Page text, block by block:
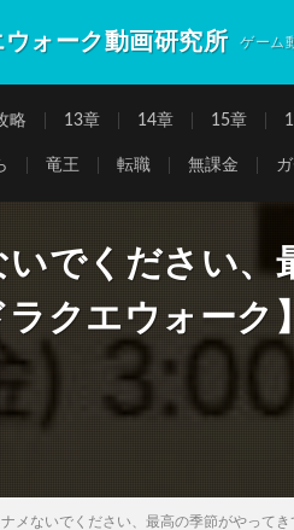
ォーク動画研究所 ゲーム
略 13章 14章 15章
竜王 転職 無課金
いでください、
クエウォーク
ナメないでください、最高の季節がやって